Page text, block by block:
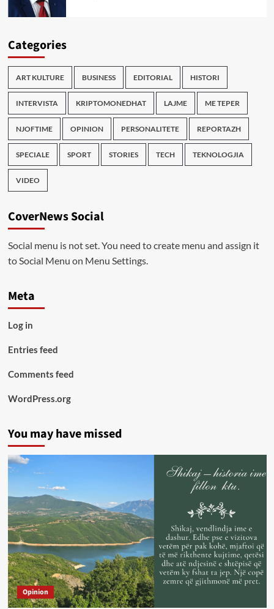
Categories
ART KULTURE BUSINESS EDITORIAL HISTORI
INTERVISTA KRIPTOMONEDHAT LAJME ME TEPER
NJOFTIME OPINION PERSONALITETE REPORTAZH
SPECIALE SPORT STORIES TECH TEKNOLOGJIA
VIDEO
CoverNews Social
Social menu is not set. You need to create menu and assign it
to Social Menu on Menu Settings.
Meta
Log in
Entries feed
Comments feed
WordPress.org
You may have missed
Opinion